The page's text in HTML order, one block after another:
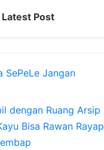
Latest Post
SePeLe Jangan
dengan Ruang Arsip
Bisa Rawan Rayap